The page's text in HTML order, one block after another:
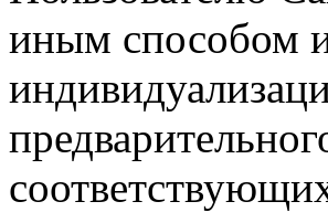
иным способом